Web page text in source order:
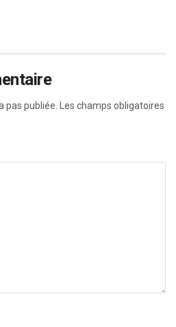
pas publiée. Les champs obligatoires